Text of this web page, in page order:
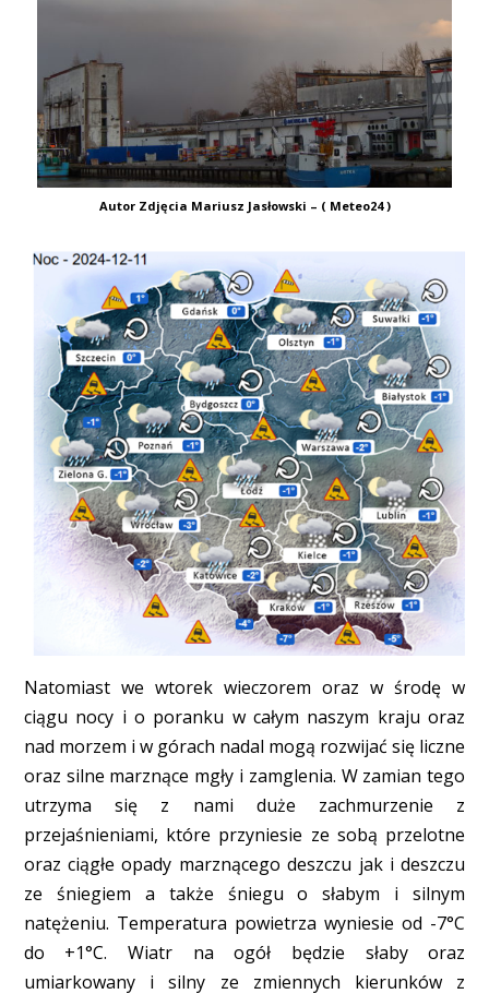
Autor Zdjęcia Mariusz Jasłowski – ( Meteo24 )
Natomiast we wtorek wieczorem oraz w środę w
ciągu nocy i o poranku w całym naszym kraju oraz
nad morzem i w górach nadal mogą rozwijać się liczne
oraz silne marznące mgły i zamglenia. W zamian tego
utrzyma się z nami duże zachmurzenie z
przejaśnieniami, które przyniesie ze sobą przelotne
oraz ciągłe opady marznącego deszczu jak i deszczu
ze śniegiem a także śniegu o słabym i silnym
natężeniu. Temperatura powietrza wyniesie od -7°C
do +1°C. Wiatr na ogół będzie słaby oraz
umiarkowany i silny ze zmiennych kierunków z